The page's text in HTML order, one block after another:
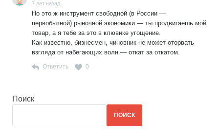
7 лет назад
Но это ж инструмент свободной (в России —
первобытной) рыночной экономики — ты продвигаешь мой
товар, а я тебе за это в клювике угощение.
Как известно, бизнесмен, чиновник не может оторвать
взгляда от набегающих волн — откат за откатом.
Ответить 0
Поиск
ПОИСК